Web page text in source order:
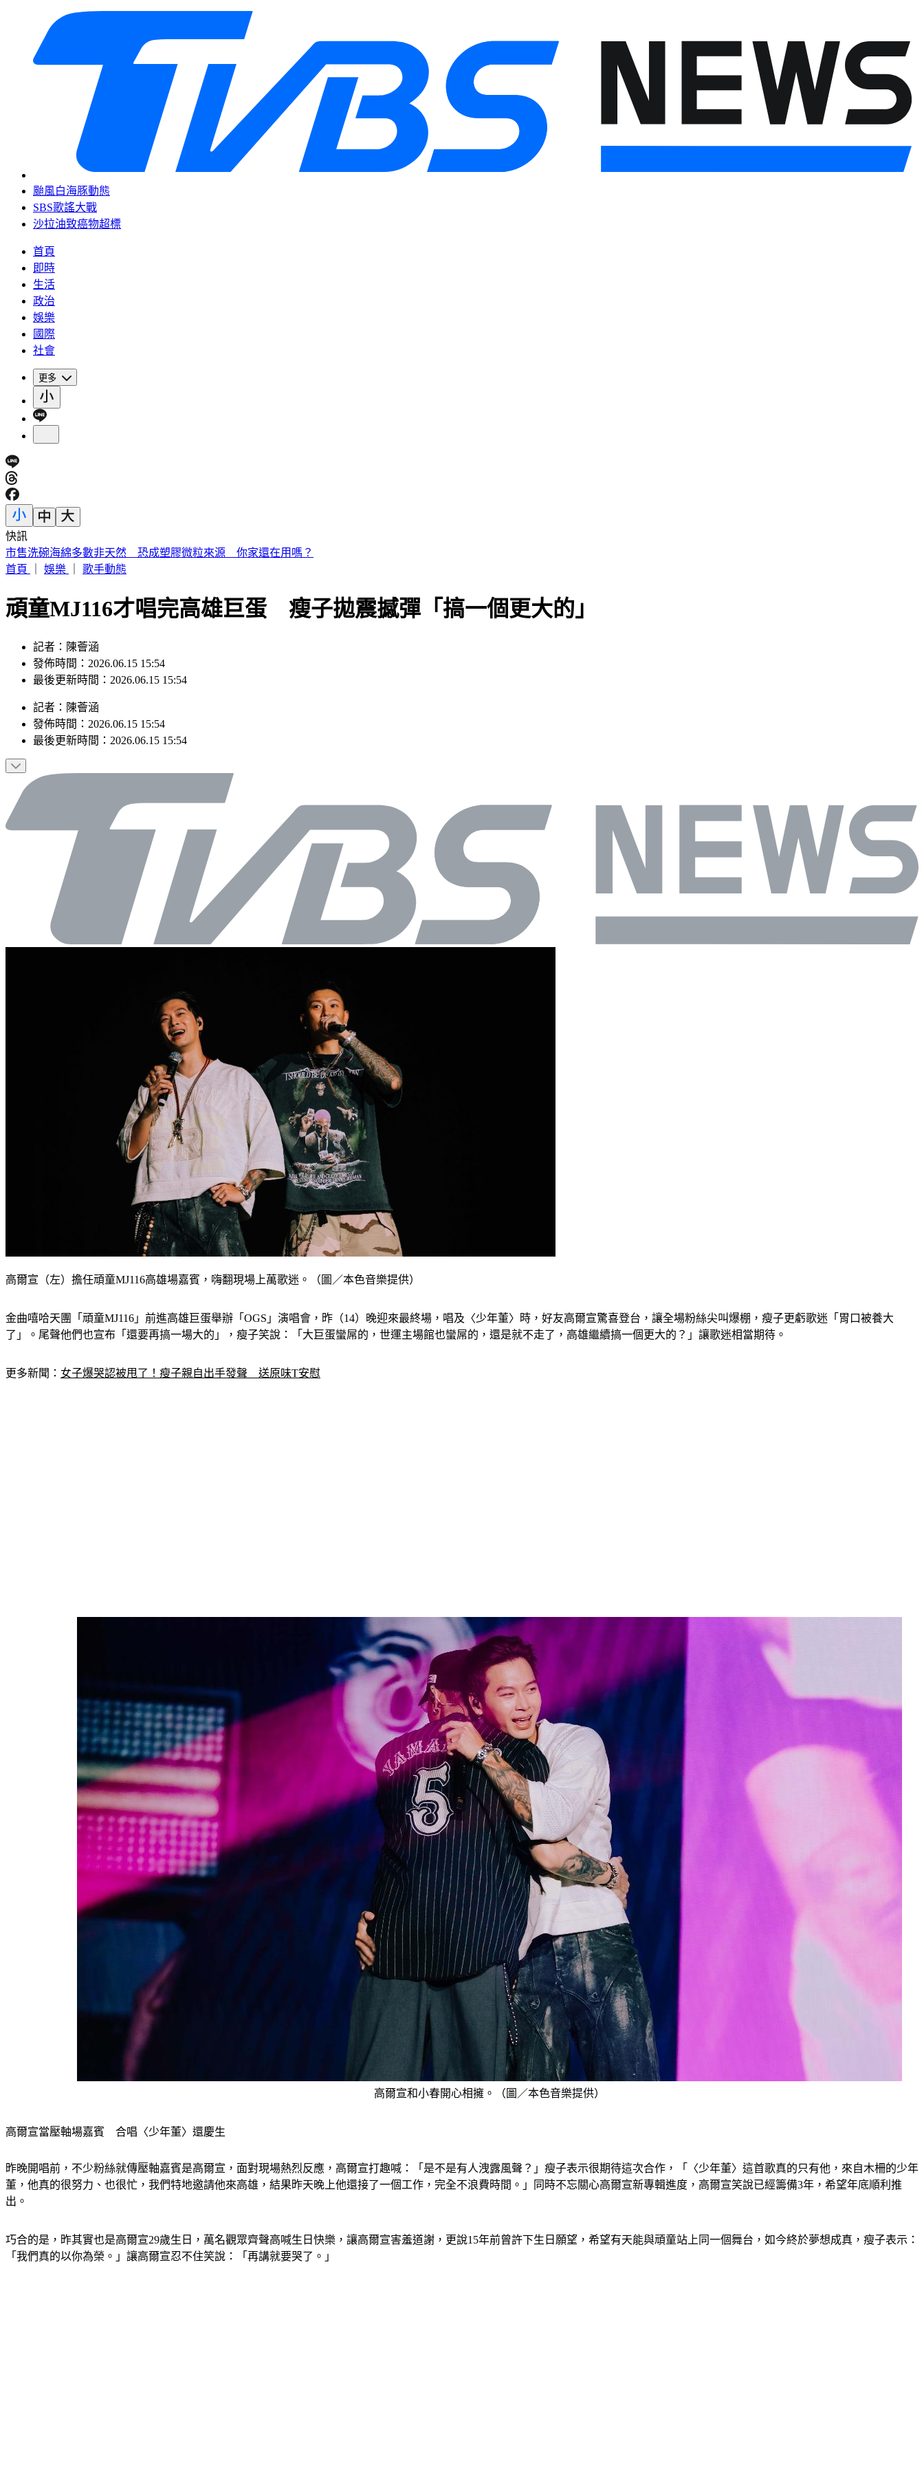
颱風白海豚動態
SBS歌謠大戰
沙拉油致癌物超標
首頁
即時
生活
政治
娛樂
國際
社會
更多
快訊
《夏日活動》花蓮FUN暑假 即將成真火舞秀 加碼重現
首頁
娛樂 歌手動態
頑童MJ116才唱完高雄巨蛋 瘦子拋震撼彈「搞一個更大的」
記者：陳薈涵
發佈時間：2026.06.15 15:54
最後更新時間：2026.06.15 15:54
記者 ： 陳薈涵
發佈時間： 2026.06.15 15:54
最後更新時間： 2026.06.15 15:54
高爾宣（左）擔任頑童MJ116高雄場嘉賓，嗨翻現場上萬歌迷。（圖／本色音樂提供）
金曲嘻哈天團「頑童MJ116」前進高雄巨蛋舉辦「OGS」演唱會，昨（14）晚迎來最終場，唱及〈少年董〉時，好友高爾宣驚喜登台，讓全場粉絲尖叫爆棚，瘦子更虧歌迷「胃口被養大
了」。尾聲他們也宣布「還要再搞一場大的」，瘦子笑說：「大巨蛋蠻屌的，世運主場館也蠻屌的，還是就不走了，高雄繼續搞一個更大的？」讓歌迷相當期待。
更多新聞： 女子爆哭認被甩了！瘦子親自出手發聲　送原味T安慰
高爾宣和小春開心相擁。（圖／本色音樂提供）
高爾宣當壓軸場嘉賓　合唱〈少年董〉還慶生
昨晚開唱前，不少粉絲就傳壓軸嘉賓是高爾宣，面對現場熱烈反應，高爾宣打趣喊：「是不是有人洩露風聲？」瘦子表示很期待這次合作，「〈少年董〉這首歌真的只有他，來自木柵的少年
董，他真的很努力、也很忙，我們特地邀請他來高雄，結果昨天晚上他還接了一個工作，完全不浪費時間。」同時不忘關心高爾宣新專輯進度，高爾宣笑說已經籌備3年，希望年底順利推
出。
巧合的是，昨其實也是高爾宣29歲生日，萬名觀眾齊聲高喊生日快樂，讓高爾宣害羞道謝，更說15年前曾許下生日願望，希望有天能與頑童站上同一個舞台，如今終於夢想成真，瘦子表示：
「我們真的以你為榮。」讓高爾宣忍不住笑說：「再講就要哭了。」